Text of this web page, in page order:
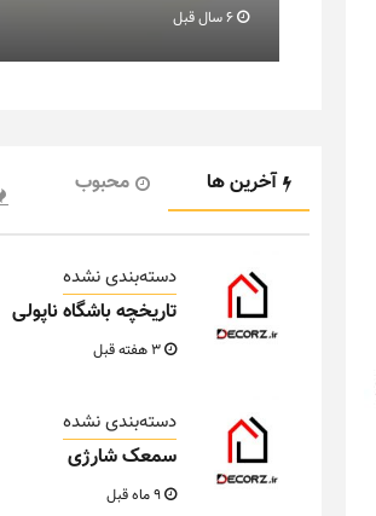
آخرین ها محبوب
دسته‌بندی نشده
تاریخچه باشگاه ناپولی
دسته‌بندی نشده
سمعک شارژی